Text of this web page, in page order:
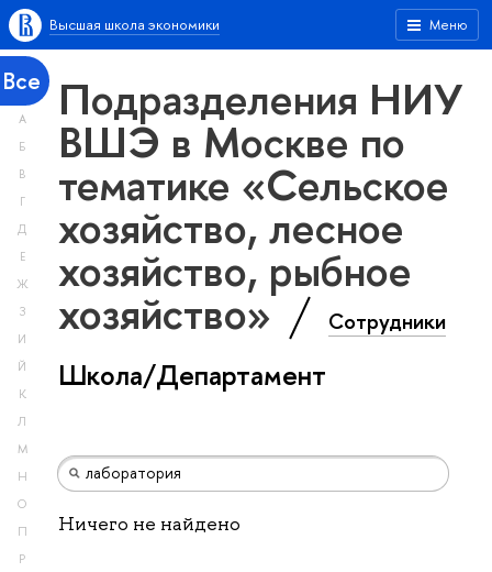
Меню
Высшая школа экономики
Все
А
Б
В
Г
Д
Е
Ж
З
И
Й
К
Л
М
Н
О
П
Р
Подразделения НИУ
ВШЭ в Москве по
тематике «Сельское
хозяйство, лесное
хозяйство, рыбное
хозяйство» Сотрудники
Школа/Департамент
Ничего не найдено